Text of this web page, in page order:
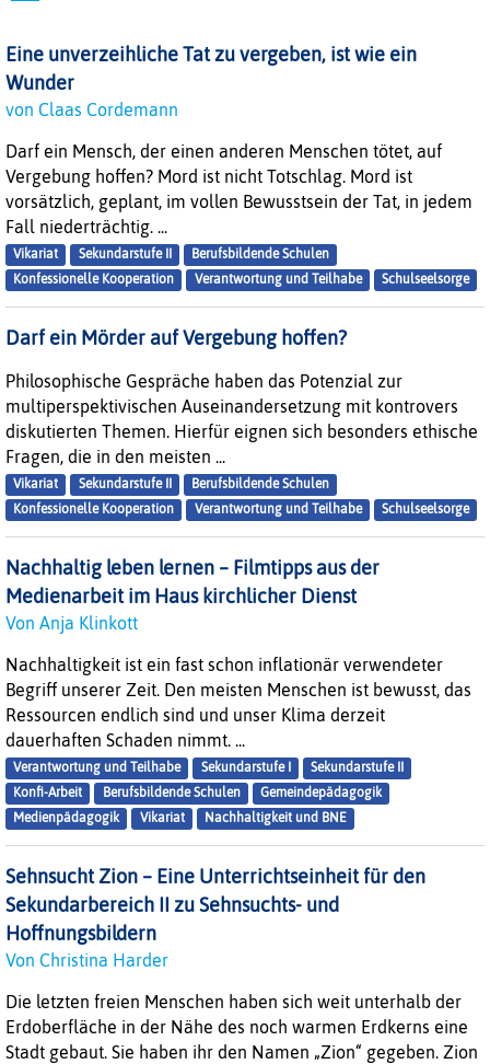
Eine unverzeihliche Tat zu vergeben, ist wie ein
Wunder
von Claas Cordemann
Darf ein Mensch, der einen anderen Menschen tötet, auf
Vergebung hoffen? Mord ist nicht Totschlag. Mord ist
vorsätzlich, geplant, im vollen Bewusstsein der Tat, in jedem
Fall niederträchtig. ...
Vikariat Sekundarstufe II
Berufsbildende Schulen
Konfessionelle Kooperation
Verantwortung und Teilhabe Schulseelsorge
Darf ein Mörder auf Vergebung hoffen?
Philosophische Gespräche haben das Potenzial zur
multiperspektivischen Auseinandersetzung mit kontrovers
diskutierten Themen. Hierfür eignen sich besonders ethische
Fragen, die in den meisten ...
Vikariat Sekundarstufe II
Berufsbildende Schulen
Konfessionelle Kooperation
Verantwortung und Teilhabe Schulseelsorge
Nachhaltig leben lernen – Filmtipps aus der
Medienarbeit im Haus kirchlicher Dienst
Von Anja Klinkott
Nachhaltigkeit ist ein fast schon inflationär verwendeter
Begriff unserer Zeit. Den meisten Menschen ist bewusst, das
Ressourcen endlich sind und unser Klima derzeit
dauerhaften Schaden nimmt. ...
Verantwortung und Teilhabe Sekundarstufe I
Sekundarstufe II
Konfi-Arbeit
Berufsbildende Schulen
Gemeindepädagogik
Medienpädagogik
Vikariat Nachhaltigkeit und BNE
Sehnsucht Zion – Eine Unterrichtseinheit für den
Sekundarbereich II zu Sehnsuchts- und
Hoffnungsbildern
Von Christina Harder
Die letzten freien Menschen haben sich weit unterhalb der
Erdoberfläche in der Nähe des noch warmen Erdkerns eine
Stadt gebaut. Sie haben ihr den Namen „Zion“ gegeben. Zion